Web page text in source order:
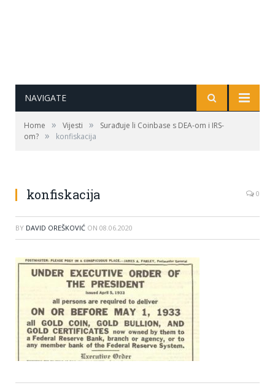
NAVIGATE
Home » Vijesti »
Surađuje li Coinbase s DEA-om i IRS-
om? » konfiskacija
konfiskacija 0
BY DAVID OREŠKOVIĆ ON 08.06.2020